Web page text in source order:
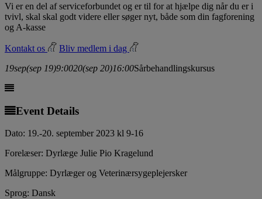
Vi er en del af serviceforbundet og er til for at hjælpe dig når du er i
tvivl, skal skal godt videre eller søger nyt, både som din fagforening
og A-kasse
Kontakt os
Bliv medlem i dag
19sep(sep 19)9:0020(sep 20)16:00Sårbehandlingskursus
Event Details
Dato: 19.-20. september 2023 kl 9-16
Forelæser: Dyrlæge Julie Pio Kragelund
Målgruppe: Dyrlæger og Veterinærsygeplejersker
Sprog: Dansk